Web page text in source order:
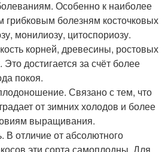
Особенно к наиболее
грибковым болезням косточковых
монилиозу, цитоспориозу.
корней, древесины, ростовых
достигается за счёт более
покоя.
Связано с тем, что
от зимних холодов и более
выращивания.
отличие от абсолютного